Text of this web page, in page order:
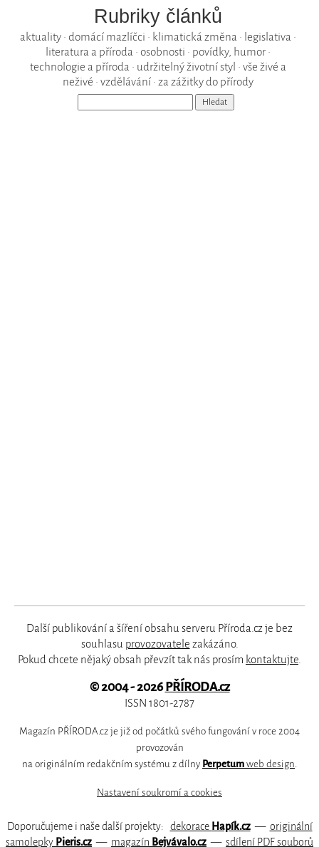
Rubriky článků
aktuality• domácí mazlíčci • klimatická změna • legislativa •
literatura a příroda • osobnosti • povídky, humor•
technologie a příroda • udržitelný životní styl • vše živé a
neživé • vzdělávání• za zážitky do přírody
Další publikování a šíření obsahu serveru Příroda.cz je bez
souhlasu provozovatele zakázáno.
Pokud chcete nějaký obsah převzít tak nás prosím kontaktujte.
© 2004 - 2026PŘÍRODA.cz
ISSN 1801-2787
Magazín PŘÍRODA.cz je již od počátků svého fungování v roce 2004
provozován
na originálním redakčním systému z dílny Perpetum web design
Nastavení soukromí a cookies
Doporučujeme i naše další projekty: dekorace Hapík.cz— originální
samolepky Pieris.cz — magazín Bejvávalo.cz — sdílení PDF souborů